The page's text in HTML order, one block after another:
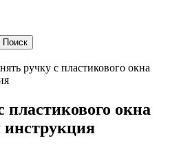
Поиск
ручку с пластикового окна
пластикового окна
инструкция